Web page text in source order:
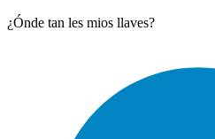
¿Ónde tan les mios llaves?